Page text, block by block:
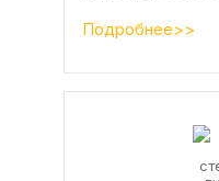
по деревянным
Подробнее>>